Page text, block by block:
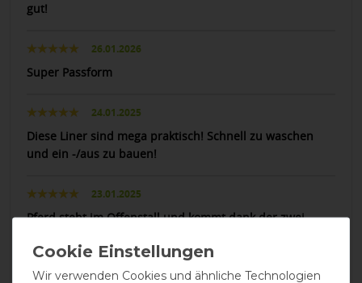
gut!
26.01.2026
Super Passform
24.01.2025
Diese Liner sind mega praktisch! Schnell zu waschen
und ein -/aus zu bauen!
23.01.2025
Pferd steht im Offenstall und kommt dank der zwei
hervorragend zurecht
Wir verwenden Cookies und ähnliche Technologien